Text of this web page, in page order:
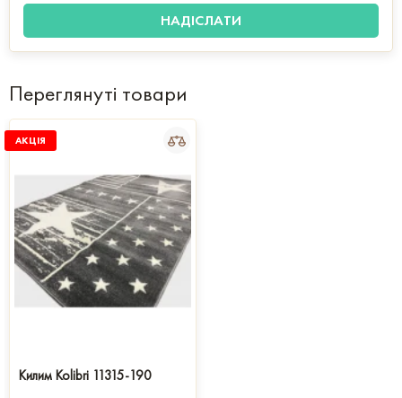
Переглянуті товари
АКЦІЯ
Килим Kolibri 11315-190